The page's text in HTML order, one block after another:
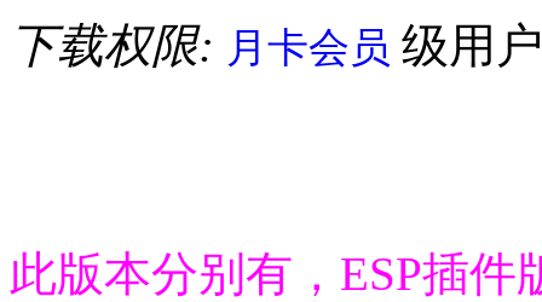
下载权限: 月卡会员 级用
此版本分别有，ESP插